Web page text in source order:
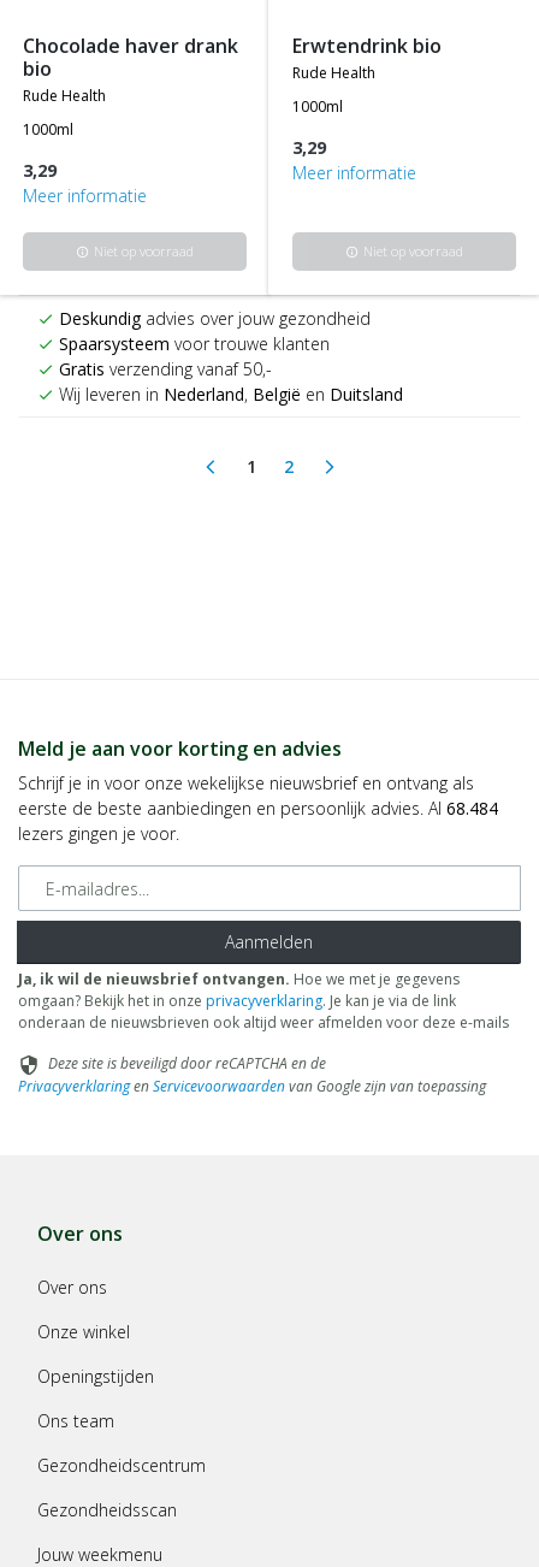
chocolade haver drank
bio
rude health
1000ml
3,29
Meer informatie
info Niet op voorraad
erwtendrink bio
rude health
1000ml
3,29
Meer informatie
info Niet op voorraad
check Deskundigadvies over jouw gezondheid
check Spaarsysteem voor trouwe klanten
check Gratis verzending vanaf 50,-
check Wij leveren in Nederland, België en Duitsland
arrow_back_ios 1(current)
2 arrow_forward_ios
Meld je aan voor korting en advies
Schrijf je in voor onze wekelijkse nieuwsbrief en ontvang als
eerste de beste aanbiedingen en persoonlijk advies. Al 68.484
lezers gingen je voor.
E-mailadres
Aanmelden
Ja, ik wil de nieuwsbrief ontvangen. Hoe we met je gegevens
omgaan? Bekijk het in onze privacyverklaring. Je kan je via de link
onderaan de nieuwsbrieven ook altijd weer afmelden voor deze e-mails
security Deze site is beveiligd door reCAPTCHA en de
PrivacyverklaringenServicevoorwaardenvan Google zijn van toepassing
Over ons
Over ons
Onze winkel
Openingstijden
Ons team
Gezondheidscentrum
Gezondheidsscan
Jouw weekmenu